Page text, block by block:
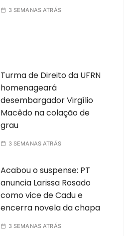
3 SEMANAS ATRÁS
Turma de Direito da UFRN
homenageará
desembargador Virgílio
Macêdo na colação de
grau
3 SEMANAS ATRÁS
Acabou o suspense: PT
anuncia Larissa Rosado
como vice de Cadu e
encerra novela da chapa
3 SEMANAS ATRÁS